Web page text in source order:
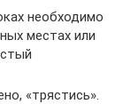
необходимо
местах или
«трястись».